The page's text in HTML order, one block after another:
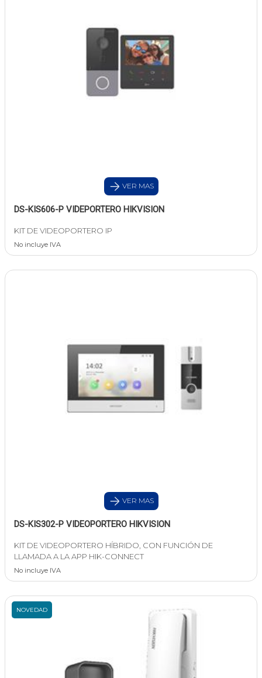
VER MAS
DS-KIS606-P VIDEPORTERO HIKVISION
KIT DE VIDEOPORTERO IP
No incluye IVA
VER MAS
DS-KIS302-P VIDEOPORTERO HIKVISION
KIT DE VIDEOPORTERO HÍBRIDO, CON FUNCIÓN DE
LLAMADA A LA APP HIK-CONNECT
No incluye IVA
NOVEDAD